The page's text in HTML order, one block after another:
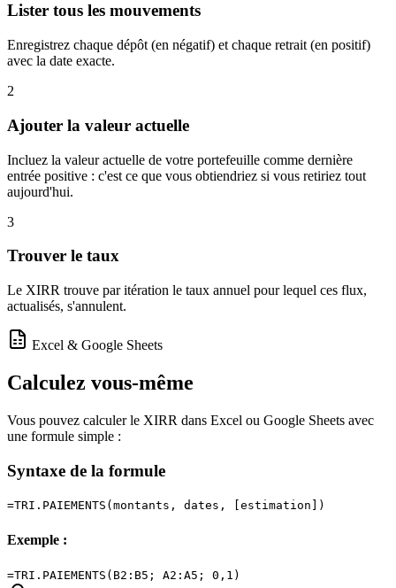
Lister tous les mouvements
Enregistrez chaque dépôt (en négatif) et chaque retrait (en positif)
avec la date exacte.
2
Ajouter la valeur actuelle
Incluez la valeur actuelle de votre portefeuille comme dernière
entrée positive : c'est ce que vous obtiendriez si vous retiriez tout
aujourd'hui.
3
Trouver le taux
Le XIRR trouve par itération le taux annuel pour lequel ces flux,
actualisés, s'annulent.
Excel & Google Sheets
Calculez vous-même
Vous pouvez calculer le XIRR dans Excel ou Google Sheets avec
une formule simple :
Syntaxe de la formule
=TRI.PAIEMENTS(montants, dates, [estimation])
Exemple :
=TRI.PAIEMENTS(B2:B5; A2:A5; 0,1)